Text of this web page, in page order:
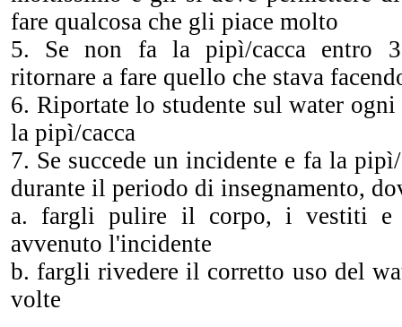
fare qualcosa che gli piace molto
5. Se non fa la pipì/cacca entro
ritornare a fare quello che stava
6. Riportate lo studente sul water
la pipì/cacca
7. Se succede un incidente e fa la
durante il periodo di insegnamento,
a. fargli pulire il corpo, i vestiti e
avvenuto l'incidente
b. fargli rivedere il corretto uso del
volte